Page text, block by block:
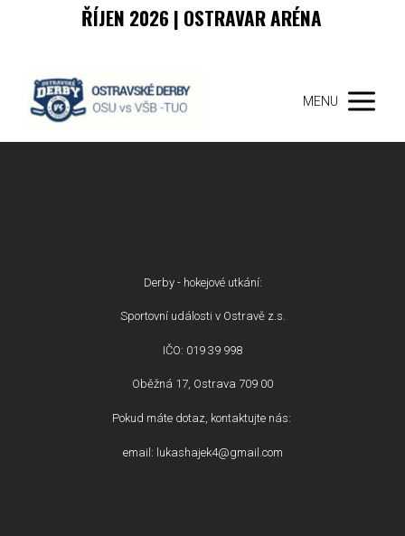
ŘÍJEN 2026 | OSTRAVAR ARÉNA
MENU
Derby - hokejové utkání:
Sportovní události v Ostravě z.s.
IČO: 019 39 998
Oběžná 17, Ostrava 709 00
Pokud máte dotaz, kontaktujte nás:
email: lukashajek4@gmail.com